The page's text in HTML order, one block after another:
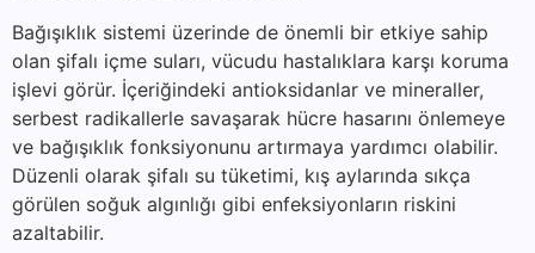
Bağışıklık sistemi üzerinde de önemli bir etkiye sahip
olan şifalı içme suları, vücudu hastalıklara karşı koruma
işlevi görür. İçeriğindeki antioksidanlar ve mineraller,
serbest radikallerle savaşarak hücre hasarını önlemeye
ve bağışıklık fonksiyonunu artırmaya yardımcı olabilir.
Düzenli olarak şifalı su tüketimi, kış aylarında sıkça
görülen soğuk algınlığı gibi enfeksiyonların riskini
azaltabilir.